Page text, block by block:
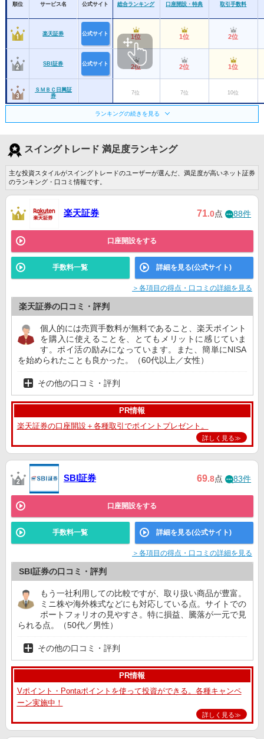
順位 サービス名 公式サイト 総合ランキング 口座開設・特典 取引手数料
楽天証券 公式サイト 1位 1位 2位
SBI証券 公式サイト 2位 2位 1位
ＳＭＢＣ日興証
券
7位 7位 10位
松井証券 公式サイト 3位 4位 3位
大和証券 10位
マネックス証券
野村證券
公式サイト 6位
ランキングの続きを見る
スイングトレード 満足度ランキング
主な投資スタイルがスイングトレードのユーザーが選んだ、満足度が高いネット証券
のランキング・口コミ情報です。
楽天証券 71.0点 88件
口座開設をする
手数料一覧 詳細を見る(公式サイト)
＞各項目の得点・口コミの詳細を見る
楽天証券の口コミ・評判
個人的には売買手数料が無料であること、楽天ポイント
を購入に使えることを、とてもメリットに感じていま
す。ポイ活の励みになっています。また、簡単にNISA
を始められたことも良かった。（60代以上／女性）
その他の口コミ・評判
PR情報
楽天証券の口座開設＋各種取引でポイントプレゼント。
詳しく見る≫
SBI証券 69.8点 83件
口座開設をする
手数料一覧 詳細を見る(公式サイト)
＞各項目の得点・口コミの詳細を見る
SBI証券の口コミ・評判
もう一社利用しての比較ですが、取り扱い商品が豊富。
ミニ株や海外株式などにも対応している点。サイトでの
ポートフォリオの見やすさ。特に損益、騰落が一元で見
られる点。（50代／男性）
その他の口コミ・評判
PR情報
Vポイント・Pontaポイントを使って投資ができる。各種キャンペ
ーン実施中！
詳しく見る≫